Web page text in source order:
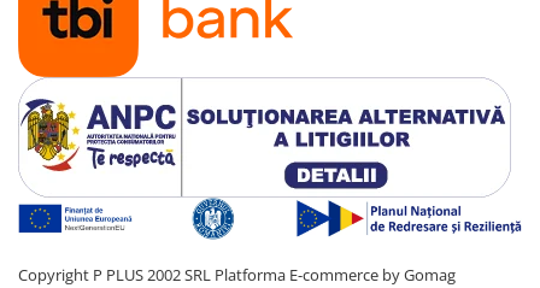
Copyright P PLUS 2002 SRL Platforma E-commerce by Gomag